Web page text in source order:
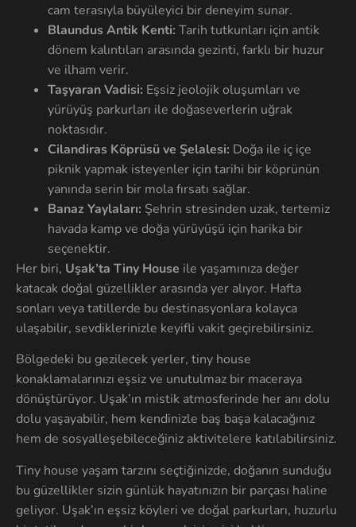
cam terasıyla büyüleyici bir deneyim sunar.
Blaundus Antik Kenti: Tarih tutkunları için antik
dönem kalıntıları arasında gezinti, farklı bir huzur
ve ilham verir.
Taşyaran Vadisi: Eşsiz jeolojik oluşumları ve
yürüyüş parkurları ile doğaseverlerin uğrak
noktasıdır.
Cilandiras Köprüsü ve Şelalesi: Doğa ile iç içe
piknik yapmak isteyenler için tarihi bir köprünün
yanında serin bir mola fırsatı sağlar.
Banaz Yaylaları: Şehrin stresinden uzak, tertemiz
havada kamp ve doğa yürüyüşü için harika bir
seçenektir.
Her biri, Uşak’ta Tiny House ile yaşamınıza değer
katacak doğal güzellikler arasında yer alıyor. Hafta
sonları veya tatillerde bu destinasyonlara kolayca
ulaşabilir, sevdiklerinizle keyifli vakit geçirebilirsiniz.
Bölgedeki bu gezilecek yerler, tiny house
konaklamalarınızı eşsiz ve unutulmaz bir maceraya
dönüştürüyor. Uşak’ın mistik atmosferinde her anı dolu
dolu yaşayabilir, hem kendinizle baş başa kalacağınız
hem de sosyalleşebileceğiniz aktivitelere katılabilirsiniz.
Tiny house yaşam tarzını seçtiğinizde, doğanın sunduğu
bu güzellikler sizin günlük hayatınızın bir parçası haline
geliyor. Uşak’ın eşsiz köyleri ve doğal parkurları, huzurlu